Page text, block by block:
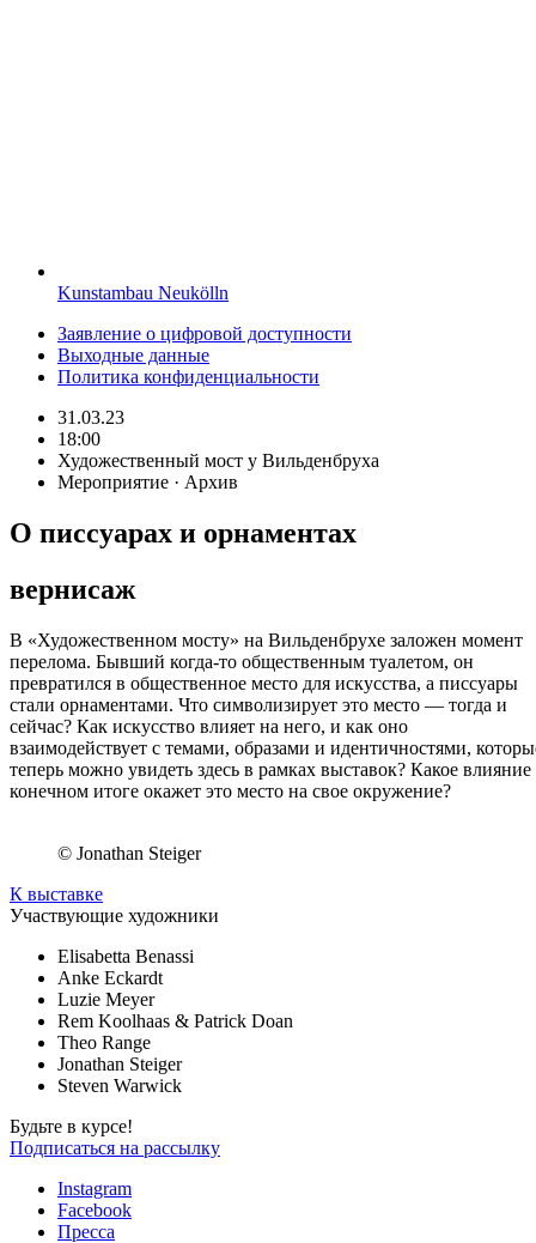
Kunstambau Neukölln
Заявление о цифровой доступности
Выходные данные
Политика конфиденциальности
31.03.23
18:00
Художественный мост у Вильденбруха
Мероприятие · Архив
О писсуарах и орнаментах
вернисаж
В «Художественном мосту» на Вильденбрухе заложен момент
перелома. Бывший когда-то общественным туалетом, он
превратился в общественное место для искусства, а писсуары
стали орнаментами. Что символизирует это место — тогда и
сейчас? Как искусство влияет на него, и как оно
взаимодействует с темами, образами и идентичностями,
теперь можно увидеть здесь в рамках выставок? Какое влияние
конечном итоге окажет это место на свое окружение?
© Jonathan Steiger
К выставке
Участвующие художники
Elisabetta Benassi
Anke Eckardt
Luzie Meyer
Rem Koolhaas & Patrick Doan
Theo Range
Jonathan Steiger
Steven Warwick
Будьте в курсе!
Подписаться на рассылку
Instagram
Facebook
Пресса